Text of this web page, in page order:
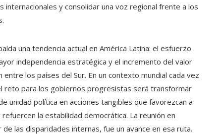
internacionales y consolidar una voz regional frente a los
una tendencia actual en América Latina: el esfuerzo
independencia estratégica y el incremento del valor
entre los países del Sur. En un contexto mundial cada vez
reto para los gobiernos progresistas será transformar
unidad política en acciones tangibles que favorezcan a
refuercen la estabilidad democrática. La reunión en
de las disparidades internas, fue un avance en esa ruta.